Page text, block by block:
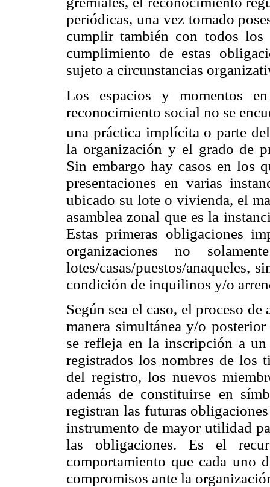
periódicas, una vez tomado
cumplir también con todos los
cumplimiento de estas
sujeto a circunstancias
Los espacios y momentos
reconocimiento social no se
una práctica implícita o parte
la organización y el grado de
Sin embargo hay casos en los
presentaciones en varias
ubicado su lote o vivienda, el
asamblea zonal que es la
Estas primeras obligaciones
organizaciones no
lotes/casas/puestos/anaqueles,
condición de inquilinos y/o
Según sea el caso, el proceso
manera simultánea y/o
se refleja en la inscripción a un
registrados los nombres de los
del registro, los nuevos
además de constituirse en
registran las futuras
instrumento de mayor utilidad
las obligaciones. Es el
comportamiento que cada uno
compromisos ante la